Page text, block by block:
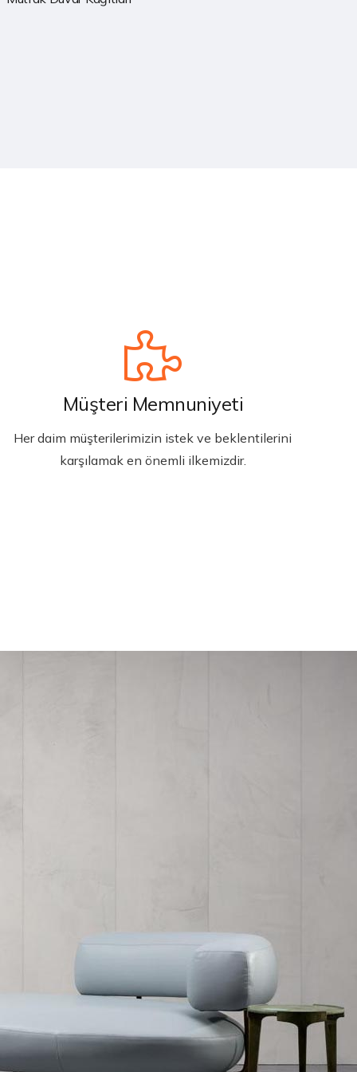
Müşteri Memnuniyeti
Her daim müşterilerimizin istek ve beklentilerini
karşılamak en önemli ilkemizdir.